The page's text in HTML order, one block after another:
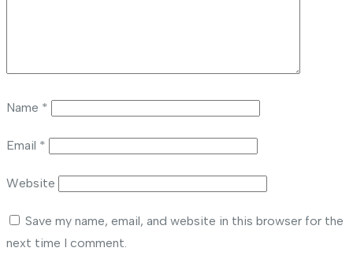
Name *
Email *
Website
Save my name, email, and website in this browser for the
next time I comment.